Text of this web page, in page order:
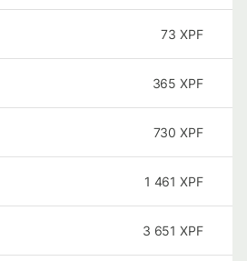
73 XPF
365 XPF
730 XPF
1 461 XPF
3 651 XPF